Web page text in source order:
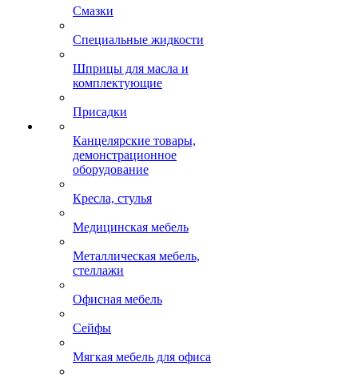
Смазки
Специальные жидкости
Шприцы для масла и
комплектующие
Присадки
Канцелярские товары,
демонстрационное
оборудование
Кресла, стулья
Медицинская мебель
Металлическая мебель,
стеллажи
Офисная мебель
Сейфы
Мягкая мебель для офиса